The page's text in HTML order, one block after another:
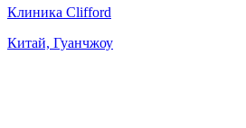
Клиника Clifford
Китай, Гуанчжоу